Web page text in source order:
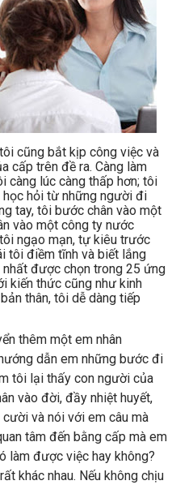
cũng bắt kịp công việc và
cấp trên đề ra. Càng làm
càng lúc càng thấp hơn; tôi
hỏi từ những người đi
tay, tôi bước chân vào một
vào một công ty nước
ngạo mạn, tự kiêu trước
tôi điềm tĩnh và biết lắng
được chọn trong 25 ứng
kiến thức cũng như kinh
thân, tôi dễ dàng tiếp
thêm một em nhân
dẫn em những bước đi
tôi lại thấy con người của
vào đời, đầy nhiệt huyết,
và nói với em câu mà
tâm đến bằng cấp mà em
làm được việc hay không?
khác nhau. Nếu không chịu